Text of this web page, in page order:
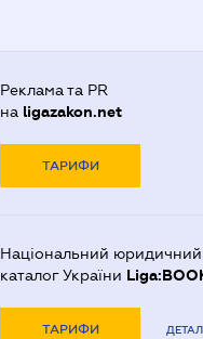
Реклама та PR
на ligazakon.net
ТАРИФИ
Національний юридичний
каталог України
ТАРИФИ